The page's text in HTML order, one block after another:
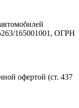
165001001, ОГРН
офертой (ст. 437